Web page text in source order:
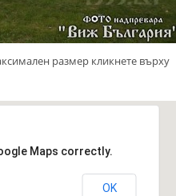
размер кликнете върху
Maps correctly.
OK